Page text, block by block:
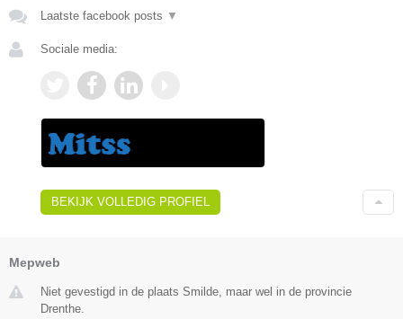
Laatste facebook posts ▼
Sociale media:
BEKIJK VOLLEDIG PROFIEL
Mepweb
Niet gevestigd in de plaats Smilde, maar wel in de provincie
Drenthe.